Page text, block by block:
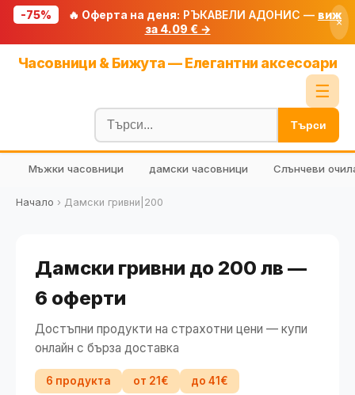
-75% 🔥 Оферта на деня: РЪКАВЕЛИ АДОНИС — виж
за 4.09 € →
×
Часовници & Бижута — Елегантни аксесоари
☰
Блог
🧮 Калкулатори
🔍 Намери продукт
🎁 Подарък
Търси
Мъжки часовници дамски часовници Слънчеви
Начало › Дамски гривни|200
Дамски гривни до 200 лв —
6 оферти
Достъпни продукти на страхотни цени — купи
онлайн с бърза доставка
6 продукта от 21€ до 41€